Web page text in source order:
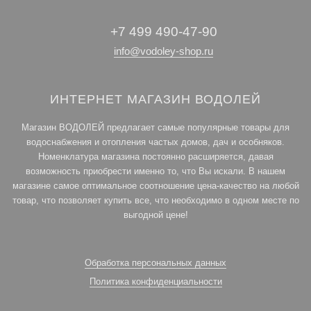
+7 499 490-47-90
info@vodoley-shop.ru
ИНТЕРНЕТ МАГАЗИН ВОДОЛЕЙ
Магазин ВОДОЛЕЙ предлагает самые популярные товары для
водоснабжения и отопления частых домов, дач и особняков.
Номенклатура магазина постоянно расширяется, давая
возможность приобрести именно то, что Вы искали. В нашем
магазине самое оптимальное соотношение цена-качество на любой
товар, что позволяет купить все, что необходимо в одном месте по
выгодной цене!
Обработка персональных данных
Политика конфиденциальности